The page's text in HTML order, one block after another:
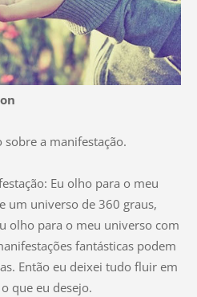
a manifestação.
Eu olho para o meu
um universo de 360 graus,
olho para o meu universo com
fantásticas podem
Então eu deixei tudo fluir em
que eu desejo.